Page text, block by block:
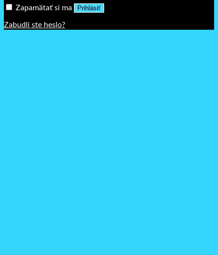
Zapamätať si ma Prihlásiť
Zabudli ste heslo?